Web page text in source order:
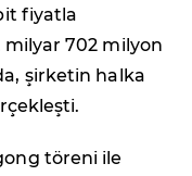
fiyatla
milyar 702 milyon
şirketin halka
töreni ile